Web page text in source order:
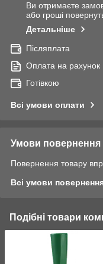
Ви отримаєте
або гроші
Детальніше
Післяплата
Оплата на рахунок
Готівкою
Всі умови оплати
Умови повернення
Повернення товару
Всі умови
Подібні товари